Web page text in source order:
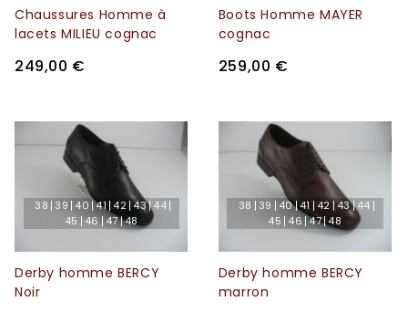
Chaussures Homme à
lacets MILIEU cognac
249,00 €
Boots Homme MAYER
cognac
259,00 €
38 39 40 41 42 43 44
45 46 47 48
Derby homme BERCY
Noir
38 39 40 41 42 43 44
45 46 47 48
Derby homme BERCY
marron